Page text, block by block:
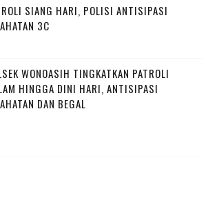
SIANG HARI, POLISI ANTISIPASI
3C
WONOASIH TINGKATKAN PATROLI
HINGGA DINI HARI, ANTISIPASI
DAN BEGAL